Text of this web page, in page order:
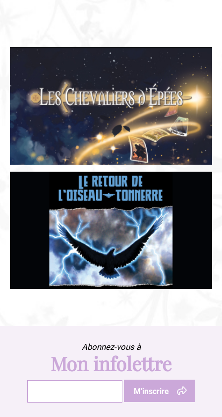
Abonnez-vous à
Mon infolettre